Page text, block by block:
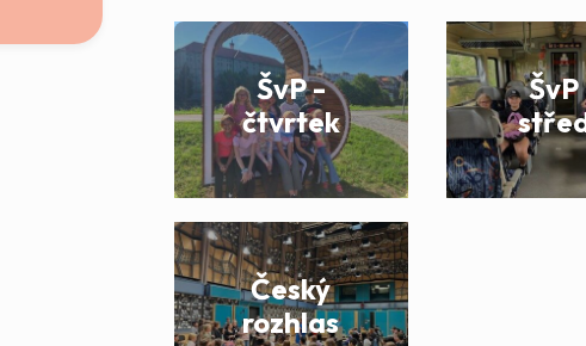
ŠvP -
čtvrtek
Český
rozhlas